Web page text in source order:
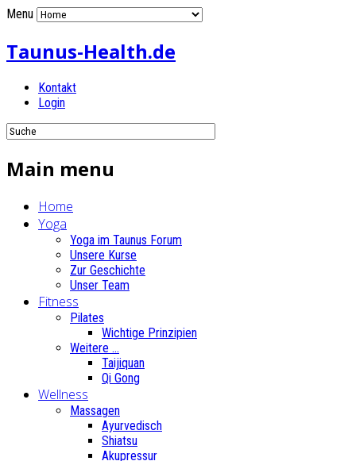
Menu
Taunus-Health.de
Kontakt
Login
Main menu
Home
Yoga
Yoga im Taunus Forum
Unsere Kurse
Zur Geschichte
Unser Team
Fitness
Pilates
Wichtige Prinzipien
Weitere ...
Taijiquan
Qi Gong
Wellness
Massagen
Ayurvedisch
Shiatsu
Akupressur